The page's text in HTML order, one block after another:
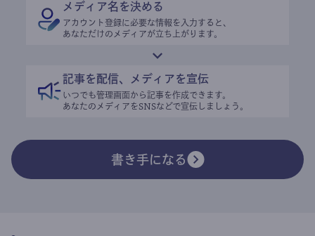
メディア名を決める
アカウント登録に必要な情報を入力すると、
あなただけのメディアが立ち上がります。
記事を配信、メディアを宣伝
いつでも管理画面から記事を作成できます。
あなたのメディアをSNSなどで宣伝しましょう。
書き手になる